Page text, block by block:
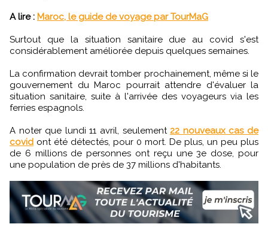
A lire : Maroc, le guide de voyage par TourMaG
Surtout que la situation sanitaire due au covid s'est
considérablement améliorée depuis quelques semaines.
La confirmation devrait tomber prochainement, même si le
gouvernement du Maroc pourrait attendre d'évaluer la
situation sanitaire, suite à l'arrivée des voyageurs via les
ferries espagnols.
A noter que lundi 11 avril, seulement 22 nouveaux cas de
covid ont été détectés, pour 0 mort. De plus, un peu plus
de 6 millions de personnes ont reçu une 3e dose, pour
une population de près de 37 millions d'habitants.